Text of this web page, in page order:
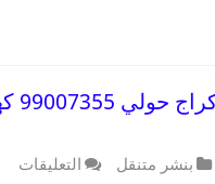
بنشر متنقل التعليقات